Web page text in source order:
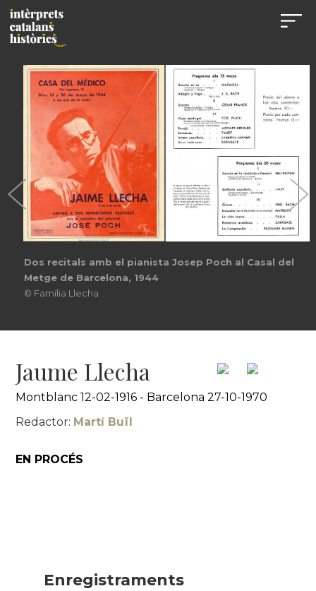
Dos recitals amb el pianista Josep Poch al Casal del
Metge de Barcelona, 1944
© Família Llecha
Jaume Llecha
Montblanc 12-02-1916 - Barcelona 27-10-1970
Redactor: Martí Buïl
EN PROCÉS
Enregistraments